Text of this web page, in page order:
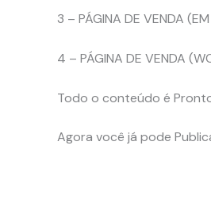
3 – PÁGINA DE VENDA
4 – PÁGINA DE VENDA
Todo o conteúdo é
Agora você já pode